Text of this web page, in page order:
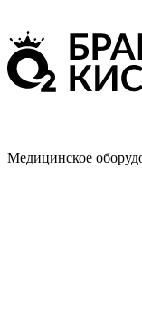
Медицинское